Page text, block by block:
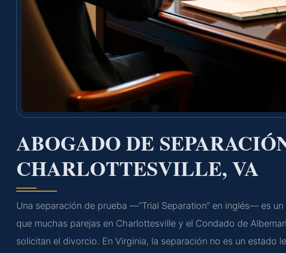
ABOGADO DE
CHARLOTTESVILLE, VA
Una separación de prueba —”Trial Separation” en inglés— es
que muchas parejas en Charlottesville y el Condado de
solicitan el divorcio. En Virginia, la separación no es un estado